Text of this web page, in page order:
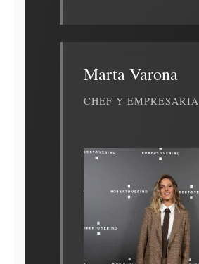
Marta Varona
CHEF Y EMPRESARIA